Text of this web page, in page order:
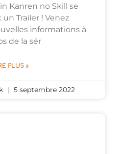
Kanren no Skill se
un Trailer ! Venez
informations à
de la sér
PLUS »
5 septembre 2022